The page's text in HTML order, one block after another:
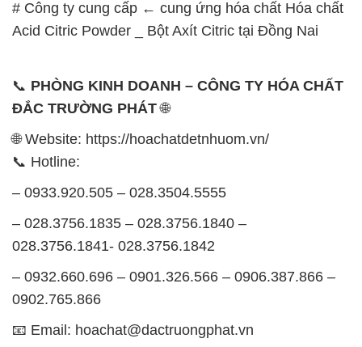
ĐẮC TRƯỜNG PHÁT 🌐
🌐 Website: https://hoachatdetnhuom.vn/
– 0933.920.505 – 028.3504.5555
028.3756.1841- 028.3756.1842
0902.765.866
📧 Email: hoachat@dactruongphat.vn
TRƯỜNG PHÁT
được tổ chức như sau: